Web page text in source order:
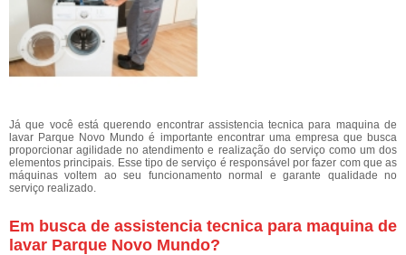
Já que você está querendo encontrar assistencia tecnica para maquina de
lavar Parque Novo Mundo é importante encontrar uma empresa que busca
proporcionar agilidade no atendimento e realização do serviço como um dos
elementos principais. Esse tipo de serviço é responsável por fazer com que as
máquinas voltem ao seu funcionamento normal e garante qualidade no
serviço realizado.
Em busca de assistencia tecnica para maquina de
lavar Parque Novo Mundo?